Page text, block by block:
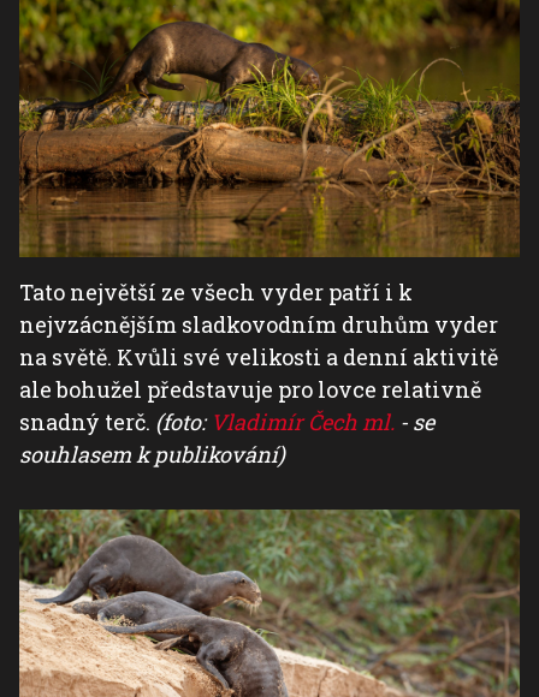
Tato největší ze všech vyder patří i k
nejvzácnějším sladkovodním druhům vyder
na světě. Kvůli své velikosti a denní aktivitě
ale bohužel představuje pro lovce relativně
snadný terč. (foto: Vladimír Čech ml. - se
souhlasem k publikování)